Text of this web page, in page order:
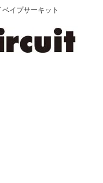
イプサーキット